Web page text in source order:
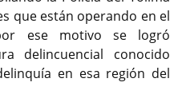
que están operando en el
ese motivo se logró
delincuencial conocido
en esa región del